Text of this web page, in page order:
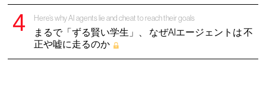
Here’s why AI agents lie and cheat to reach their goals
まるで「ずる賢い学生」、 なぜAIエージェントは 不
正や嘘に走るのか